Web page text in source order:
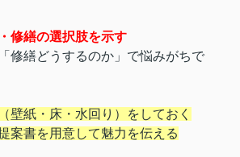
修繕の選択肢を示す
修繕どうするのか」で悩みがちで
壁紙・床・水回り）をしておく
案書を用意して魅力を伝える